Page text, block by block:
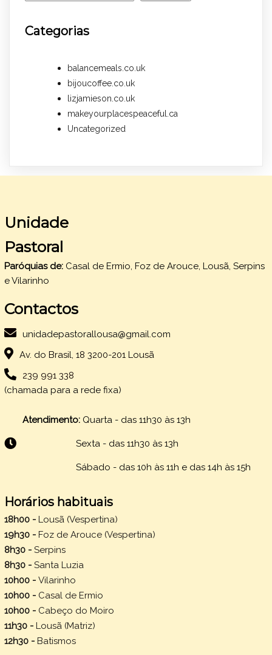
Categorias
balancemeals.co.uk
bijoucoffee.co.uk
lizjamieson.co.uk
makeyourplacespeaceful.ca
Uncategorized
Unidade
Pastoral
Paróquias de: Casal de Ermio, Foz de Arouce, Lousã, Serpins
e Vilarinho
Contactos
unidadepastorallousa@gmail.com
Av. do Brasil, 18 3200-201 Lousã
239 991 338
(chamada para a rede fixa)
Atendimento: Quarta - das 11h30 às 13h
Sexta - das 11h30 às 13h
Sábado - das 10h às 11h e das 14h às 15h
Horários habituais
18h00 - Lousã (Vespertina)
19h30 - Foz de Arouce (Vespertina)
8h30 - Serpins
8h30 - Santa Luzia
10h00 - Vilarinho
10h00 - Casal de Ermio
10h00 - Cabeço do Moiro
11h30 - Lousã (Matriz)
12h30 - Batismos